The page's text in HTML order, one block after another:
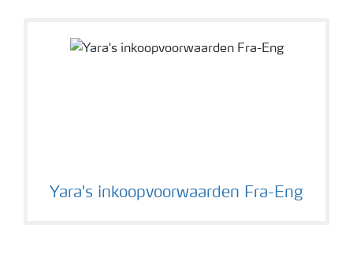
Yara's inkoopvoorwaarden Fra-Eng